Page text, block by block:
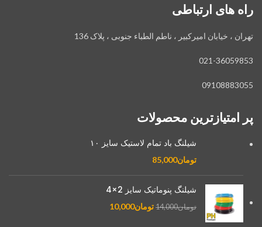
راه های ارتباطی
تهران ، خیابان امیرکبیر ، ناطم الطباء جنوبی ، پلاک 136
021-36059853
09108883055
پر امتیازترین محصولات
شیلنگ باد تمام لاستیک سایز ۱۰
تومان85,000
شیلنگ پنوماتیک سایز 2×4
تومان14,000 تومان10,000